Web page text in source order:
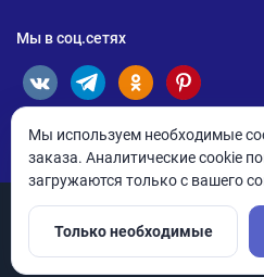
Мы в соц.сетях
© 2026 ANDPRO / ООО «АНД-Системс»
Мы используем необходимые
заказа. Аналитические cookie
загружаются только с вашего
Только необходимые